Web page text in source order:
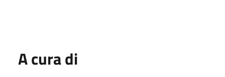
A cura di